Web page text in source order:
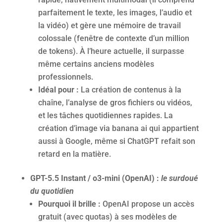
parfaitement le texte, les images, l’audio et
la vidéo) et gère une mémoire de travail
colossale (fenêtre de contexte d’un million
de tokens). À l’heure actuelle, il surpasse
même certains anciens modèles
professionnels.
Idéal pour : La création de contenus à la
chaîne, l’analyse de gros fichiers ou vidéos,
et les tâches quotidiennes rapides. La
création d’image via banana ai qui appartient
aussi à Google, même si ChatGPT refait son
retard en la matière.
GPT-5.5 Instant / o3-mini (OpenAI) : le surdoué
du quotidien
Pourquoi il brille : OpenAI propose un accès
gratuit (avec quotas) à ses modèles de